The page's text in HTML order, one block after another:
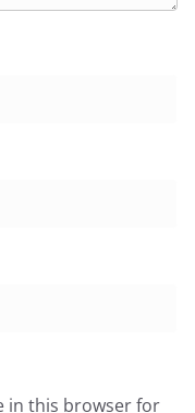
in this browser for